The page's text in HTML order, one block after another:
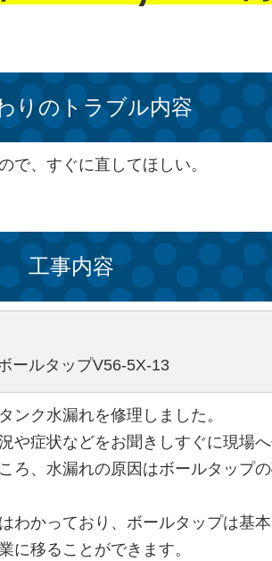
りのトラブル内容
で、すぐに直してほしい。
工事内容
ールタップV56-5X-13
ンク水漏れを修理しました。
や症状などをお聞きしすぐに現場へ
ろ、水漏れの原因はボールタップ
わかっており、ボールタップは基
に移ることができます。